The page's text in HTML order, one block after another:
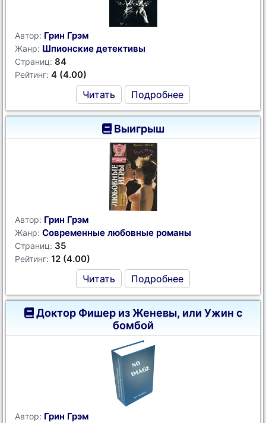
Автор: Грин Грэм
Жанр: Шпионские детективы
Страниц: 84
Рейтинг: 4 (4.00)
Читать Подробнее
Выигрыш
Автор: Грин Грэм
Жанр: Современные любовные романы
Страниц: 35
Рейтинг: 12 (4.00)
Читать Подробнее
Доктор Фишер из Женевы, или Ужин с
бомбой
Автор: Грин Грэм